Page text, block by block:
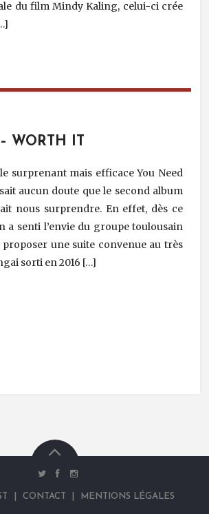
du film Mindy Kaling, celui-ci crée
WORTH IT
surprenant mais efficace You Need
aucun doute que le second album
nous surprendre. En effet, dès ce
a senti l’envie du groupe toulousain
proposer une suite convenue au très
sorti en 2016 […]
CONTACT MENTIONS LÉGALES